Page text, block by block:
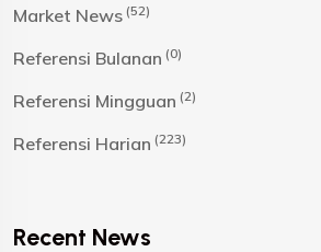
Market News (52)
Referensi Bulanan (0)
Referensi Mingguan (2)
Referensi Harian (223)
Recent News